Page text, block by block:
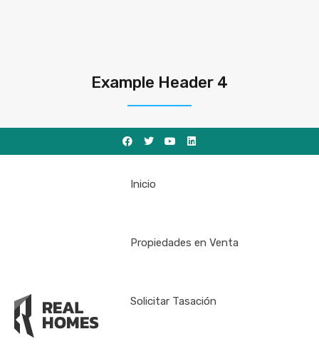
Example Header 4
Inicio
Propiedades en Venta
Solicitar Tasación